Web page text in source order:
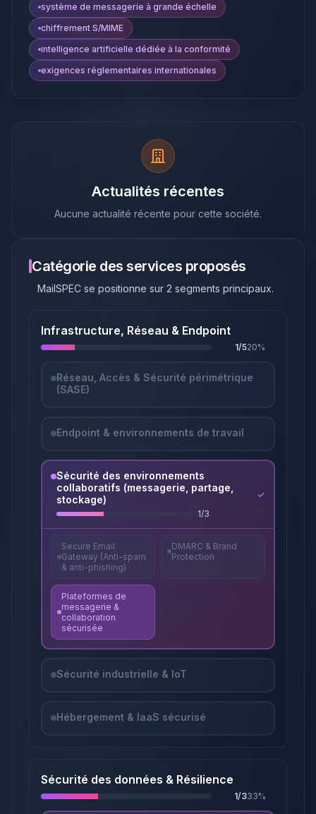
système de messagerie à grande échelle
chiffrement S/MIME
intelligence artificielle dédiée à la conformité
exigences réglementaires internationales
Actualités récentes
Aucune actualité récente pour cette société.
Catégorie des services proposés
MailSPEC se positionne sur 2 segments principaux.
Infrastructure, Réseau & Endpoint
1/520%
Réseau, Accès & Sécurité périmétrique
(SASE)
Endpoint & environnements de travail
Sécurité des environnements
collaboratifs (messagerie, partage,
stockage)
1/3
Secure Email
Gateway (Anti-spam
& anti-phishing)
DMARC & Brand
Protection
Plateformes de
messagerie &
collaboration
sécurisée
Sécurité industrielle & IoT
Hébergement & IaaS sécurisé
Sécurité des données & Résilience
1/333%